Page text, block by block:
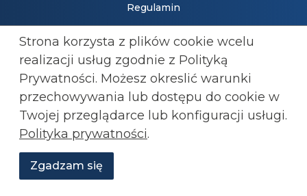
Regulamin
Dołącz do Konfederacji: 501 447 977
kluby@konfederacja.pl
Kontakt dla mediów: 690 868 101
biuro.prasowe@konfederacja.pl
Strona korzysta z plików cookie wcelu
realizacji usług zgodnie z Polityką
Prywatności. Możesz okreslić warunki
przechowywania lub dostępu do cookie w
Twojej przeglądarce lub konfiguracji usługi.
Polityka prywatności.
Zgadzam się